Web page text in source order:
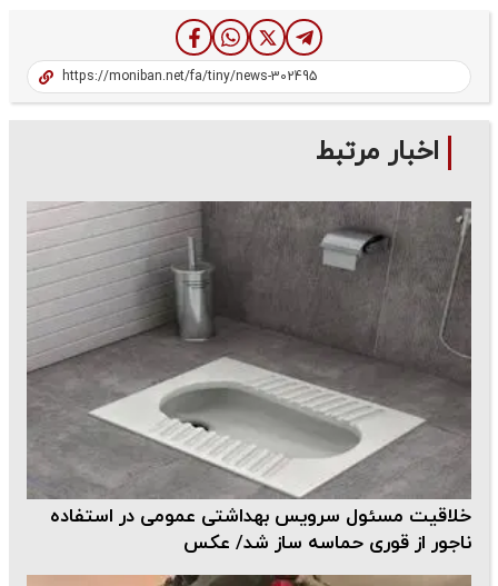
اخبار مرتبط
خلاقیت مسئول سرویس بهداشتی عمومی در استفاده
ناجور از قوری حماسه ساز شد/ عکس